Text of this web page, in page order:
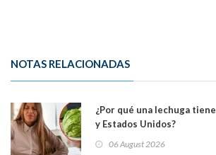
NOTAS RELACIONADAS
¿Por qué una lechuga
y Estados Unidos?
06 August 2026